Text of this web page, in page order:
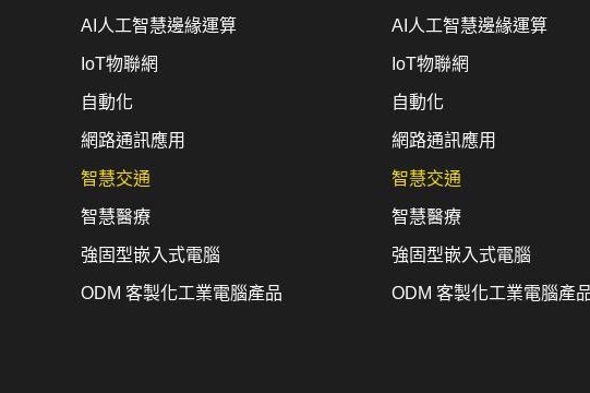
AI人工智慧邊緣運算
IoT物聯網
自動化
網路通訊應用
智慧交通
智慧醫療
強固型嵌入式電腦
ODM 客製化工業電腦產品
AI人工智慧邊緣運算
IoT物聯網
自動化
網路通訊應用
智慧交通
智慧醫療
強固型嵌入式電腦
ODM 客製化工業電腦產